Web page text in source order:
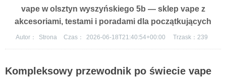
vape w olsztyn wyszyńskiego 5b — sklep vape z
akcesoriami, testami i poradami dla początkujących
Autor： Strona Czas： 2026-06-18T21:40:54+00:00 Trzask： 239
Kompleksowy przewodnik po świecie vape